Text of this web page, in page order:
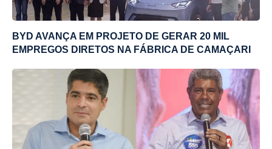
BYD AVANÇA EM PROJETO DE GERAR 20 MIL
EMPREGOS DIRETOS NA FÁBRICA DE CAMAÇARI